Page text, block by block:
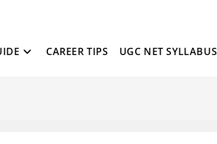
CAREER TIPS UGC NET SYLLABUS